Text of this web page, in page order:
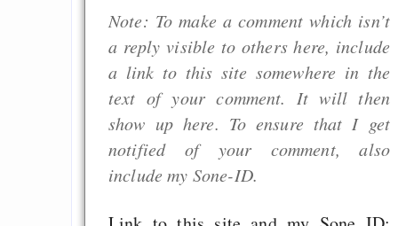
Note: To make a comment which isn’t
a reply visible to others here, include
a link to this site somewhere in the
text of your comment. It will then
show up here. To ensure that I get
notified of your comment, also
include my Sone-ID.
GNU Taler ist,
Digitale Euro nur
behauptet
Recht auf
in der EU
2027 ab 50